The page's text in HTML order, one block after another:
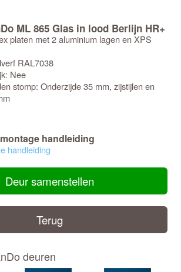
ML 865 Glas in lood Berlijn HR+
platen met 2 aluminium lagen en XPS
RAL7038
Nee
stomp: Onderzijde 35 mm, zijstijlen en
handleiding
handleiding
Deur samenstellen
Terug
deuren